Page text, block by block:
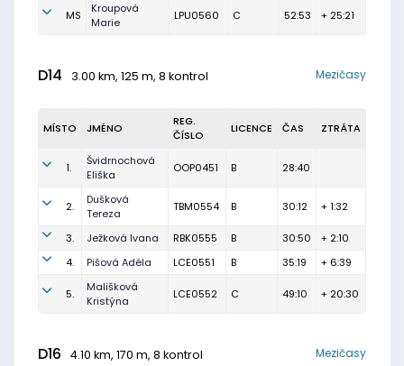
MS
Kroupová
Marie
LPU0560 C 52:53 + 25:21
D14 3.00 km, 125 m, 8 kontrol Mezičasy
MÍSTO JMÉNO
REG.
ČÍSLO
LICENCE ČAS ZTRÁTA
1.
Švidrnochová
Eliška
OOP0451 B 28:40
2.
Dušková
Tereza
TBM0554 B 30:12 + 1:32
3. Ježková Ivana RBK0555 B 30:50
+ 2:10
4.
Pišová Adéla LCE0551 B 35:19 + 6:39
5.
Mališková
Kristýna
LCE0552 C 49:10 + 20:30
D16 4.10 km, 170 m, 8 kontrol Mezičasy